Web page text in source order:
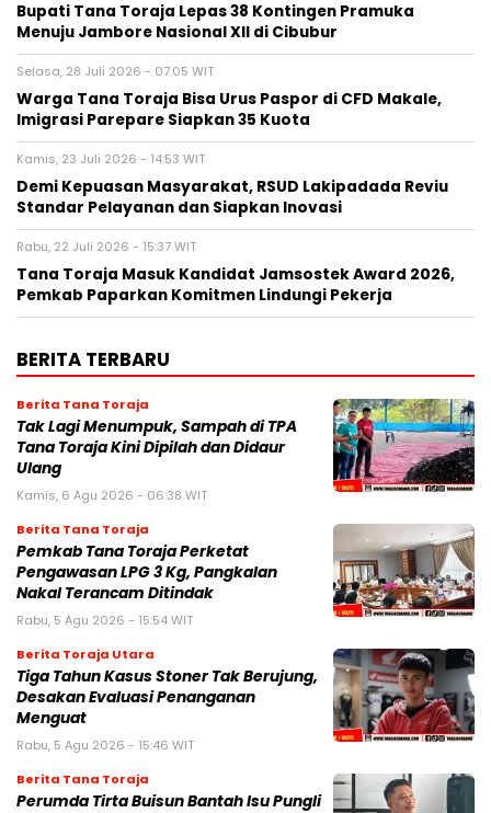
Bupati Tana Toraja Lepas 38 Kontingen Pramuka
Menuju Jambore Nasional XII di Cibubur
Selasa, 28 Juli 2026 - 07:05 WIT
Warga Tana Toraja Bisa Urus Paspor di CFD Makale,
Imigrasi Parepare Siapkan 35 Kuota
Kamis, 23 Juli 2026 - 14:53 WIT
Demi Kepuasan Masyarakat, RSUD Lakipadada Reviu
Standar Pelayanan dan Siapkan Inovasi
Rabu, 22 Juli 2026 - 15:37 WIT
Tana Toraja Masuk Kandidat Jamsostek Award 2026,
Pemkab Paparkan Komitmen Lindungi Pekerja
BERITA TERBARU
Berita Tana Toraja
Tak Lagi Menumpuk, Sampah di TPA
Tana Toraja Kini Dipilah dan Didaur
Ulang
Kamis, 6 Agu 2026 - 06:38 WIT
Berita Tana Toraja
Pemkab Tana Toraja Perketat
Pengawasan LPG 3 Kg, Pangkalan
Nakal Terancam Ditindak
Rabu, 5 Agu 2026 - 15:54 WIT
Berita Toraja Utara
Tiga Tahun Kasus Stoner Tak Berujung,
Desakan Evaluasi Penanganan
Menguat
Rabu, 5 Agu 2026 - 15:46 WIT
Berita Tana Toraja
Perumda Tirta Buisun Bantah Isu Pungli